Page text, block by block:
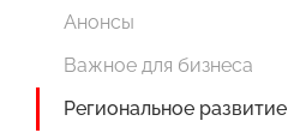
Анонсы
Важное для бизнеса
Региональное развитие